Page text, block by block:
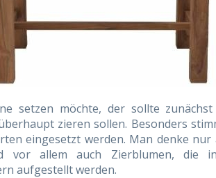
setzen möchte, der sollte
zieren sollen. Besonders
eingesetzt werden. Man denke nur
vor allem auch Zierblumen, die
aufgestellt werden.